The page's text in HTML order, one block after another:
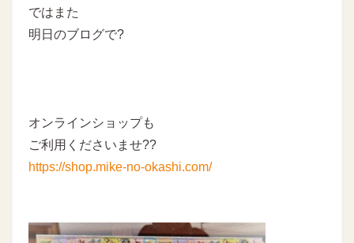
ではまた
明日のブログで?
オンラインショップも
ご利用くださいませ??
https://shop.mike-no-okashi.com/